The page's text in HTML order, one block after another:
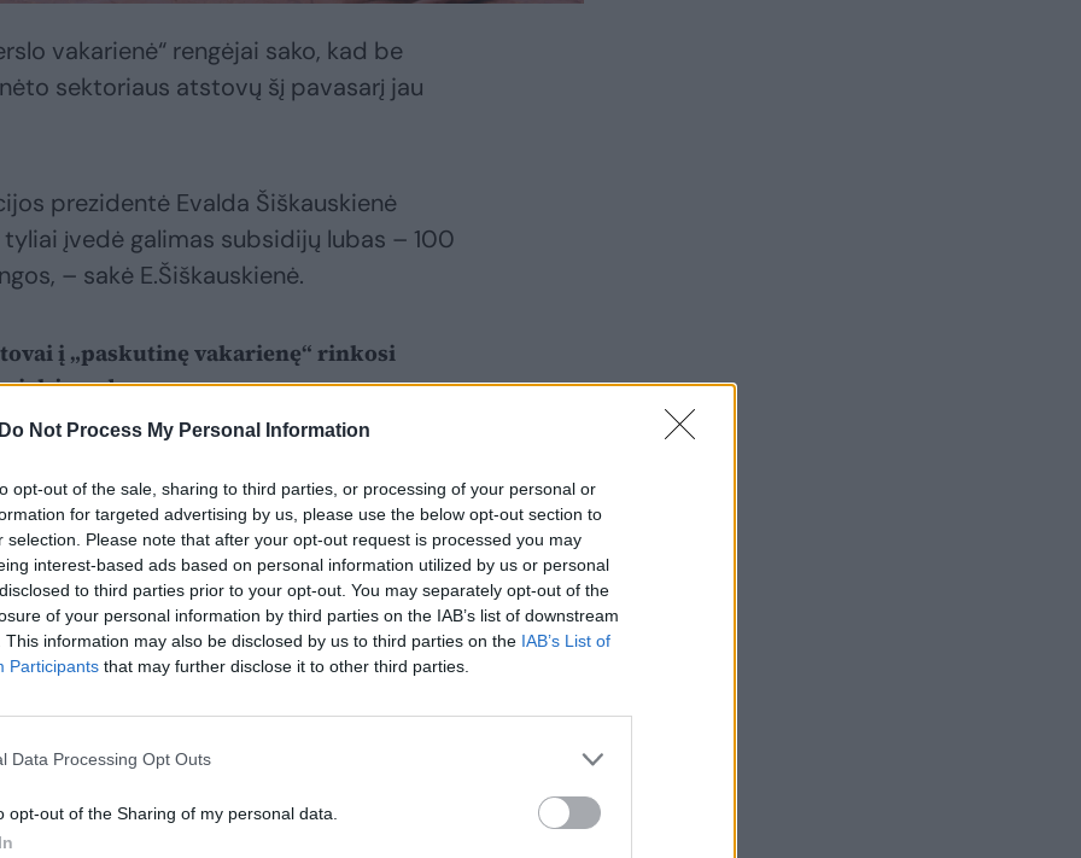
Do Not Process My Personal Information
opt-out of the sale, sharing to third parties, or processing of your personal or
for targeted advertising by us, please use the below opt-out section to
selection. Please note that after your opt-out request is processed you may
interest-based ads based on personal information utilized by us or personal
to third parties prior to your opt-out. You may separately opt-out of the
of your personal information by third parties on the IAB’s list of downstream
This information may also be disclosed by us to third parties on the IAB’s List of
Participants that may further disclose it to other third parties.
Data Processing Opt Outs
opt-out of the Sharing of my personal data.
vakarienė“ rengėjai sako, kad be
sektoriaus atstovų šį pavasarį jau
prezidentė Evalda Šiškauskienė
įvedė galimas subsidijų lubas – 100
– sakė E.Šiškauskienė.
į „paskutinę vakarienę“ rinkosi
dugną